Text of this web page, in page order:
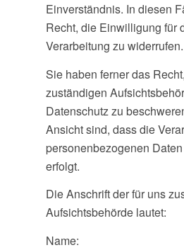
Einverständnis. In diesen
Recht, die Einwilligung für
Verarbeitung zu widerrufen.
Sie haben ferner das
zuständigen
Datenschutz zu
Ansicht sind, dass die
personenbezogenen
erfolgt.
Die Anschrift der für uns
Aufsichtsbehörde lautet:
Name: